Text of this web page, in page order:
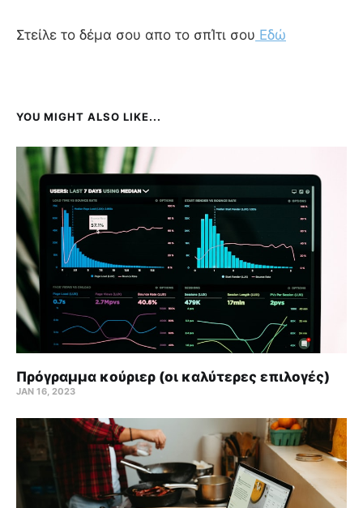
Στείλε το δέμα σου απο το σπΊτι σου Εδώ
YOU MIGHT ALSO LIKE...
Πρόγραμμα κούριερ (οι καλύτερες επιλογές)
JAN 16, 2023